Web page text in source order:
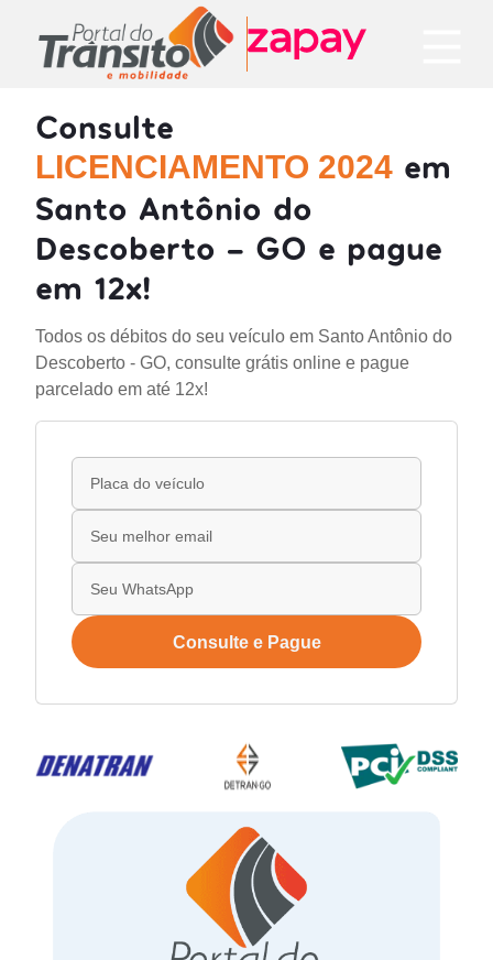
Consulte
LICENCIAMENTO 2024 em
Santo Antônio do
Descoberto - GO e pague
em 12x!
Todos os débitos do seu veículo em Santo Antônio do
Descoberto - GO, consulte grátis online e pague
parcelado em até 12x!
Consulte e Pague